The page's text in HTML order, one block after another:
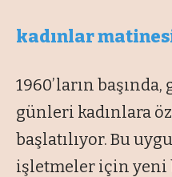
kadınlar
1960’ların
günleri kadınlara
başlatılıyor. Bu
işletmeler için yeni